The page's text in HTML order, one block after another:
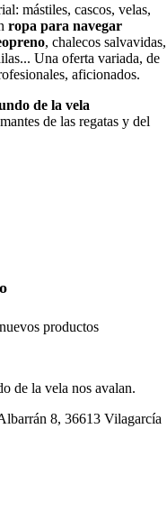
mástiles, cascos, velas,
ropa para navegar
, chalecos salvavidas,
Una oferta variada, de
aficionados.
de la vela
de las regatas y del
productos
de la vela nos avalan.
8, 36613 Vilagarcía